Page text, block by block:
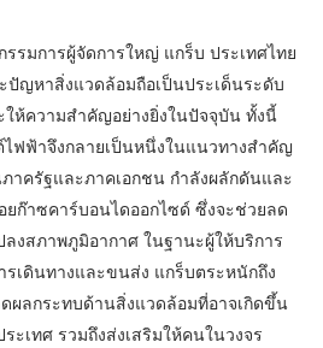
รมการผู้จัดการใหญ่ แกร็บ ประเทศไทย
ปัญหาสิ่งแวดล้อมถือเป็นประเด็นระดับ
ห้ความสำคัญอย่างยิ่งในปัจจุบัน ทั้งนี้
ไฟฟ้าจึงกลายเป็นหนึ่งในแนวทางสำคัญ
าครัฐและภาคเอกชน กำลังผลักดันและ
ยก๊าซคาร์บอนไดออกไซด์ ซึ่งจะช่วยลด
งสภาพภูมิอากาศ ในฐานะผู้ให้บริการ
รเดินทางและขนส่ง แกร็บตระหนักถึง
ผลกระทบด้านสิ่งแวดล้อมที่อาจเกิดขึ้น
ะเทศ รวมถึงส่งเสริมให้คนในวงจร